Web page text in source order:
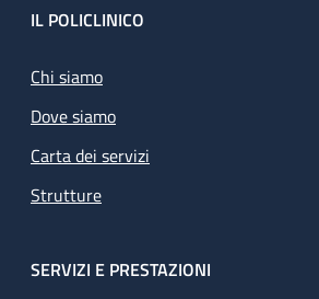
Footer
IL POLICLINICO
Chi siamo
Dove siamo
Carta dei servizi
Strutture
SERVIZI E PRESTAZIONI